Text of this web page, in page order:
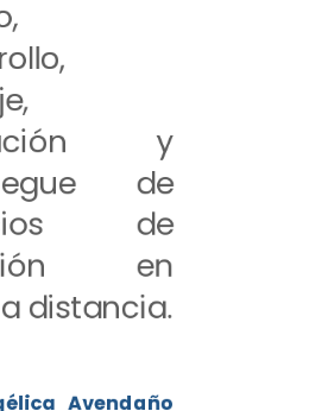
y
de
de
en
distancia.
Avendaño